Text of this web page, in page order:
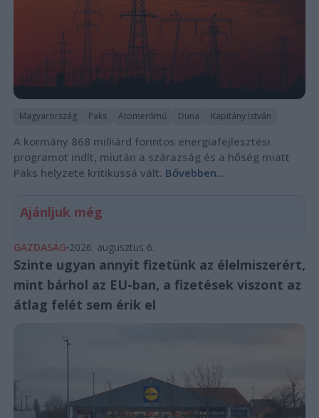
Magyarország Paks Atomerőmű Duna Kapitány István
A kormány 868 milliárd forintos energiafejlesztési
programot indít, miután a szárazság és a hőség miatt
Paks helyzete kritikussá vált. Bővebben...
Ajánljuk még
GAZDASÁG 2026. augusztus 6.
Szinte ugyan annyit fizetünk az élelmiszerért,
mint bárhol az EU-ban, a fizetések viszont az
átlag felét sem érik el